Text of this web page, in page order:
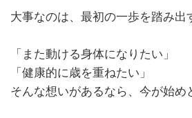
大事なのは、最初の一歩を踏み出
「また動ける身体になりたい」
「健康的に歳を重ねたい」
そんな想いがあるなら、今が始め